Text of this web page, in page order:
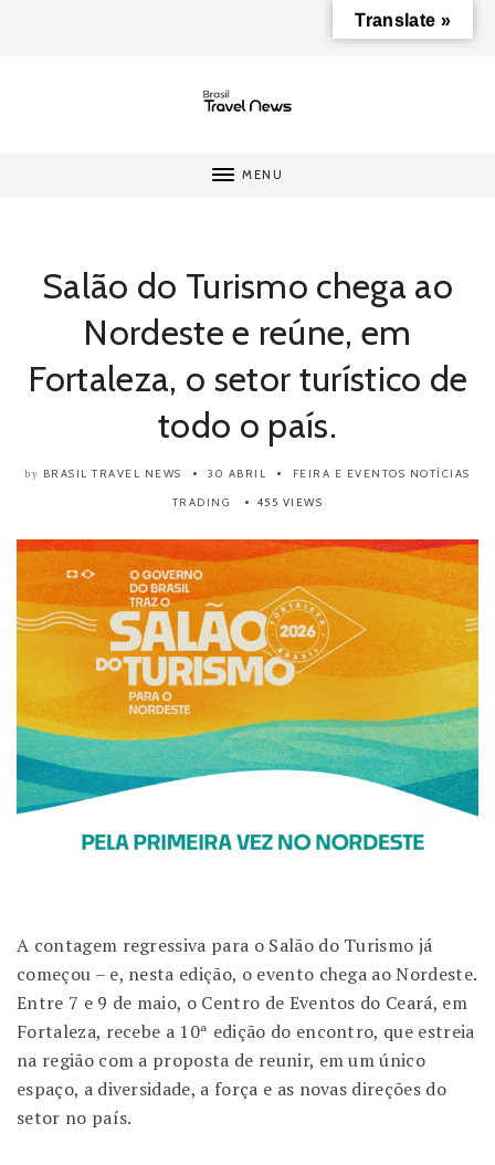
MENU
Salão do Turismo chega ao
Nordeste e reúne, em
Fortaleza, o setor turístico de
todo o país.
by BRASIL TRAVEL NEWS 30 ABRIL FEIRA E EVENTOS NOTÍCIAS
TRADING
455 VIEWS
A contagem regressiva para o Salão do Turismo já
começou – e, nesta edição, o evento chega ao Nordeste.
Entre 7 e 9 de maio, o Centro de Eventos do Ceará, em
Fortaleza, recebe a 10ª edição do encontro, que estreia
na região com a proposta de reunir, em um único
espaço, a diversidade, a força e as novas direções do
setor no país.
Translate »